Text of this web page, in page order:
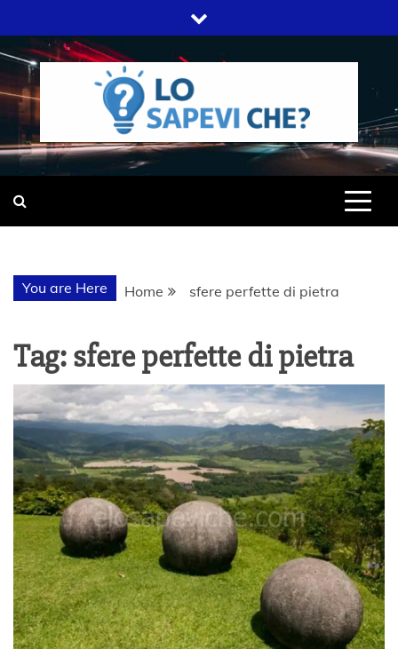
to
content
LO SAPEVI
CHE?
SITO WEB DEL GRUPPO LIFELIVE
You are Here Home sfere perfette di pietra
Tag:sfere perfette di pietra